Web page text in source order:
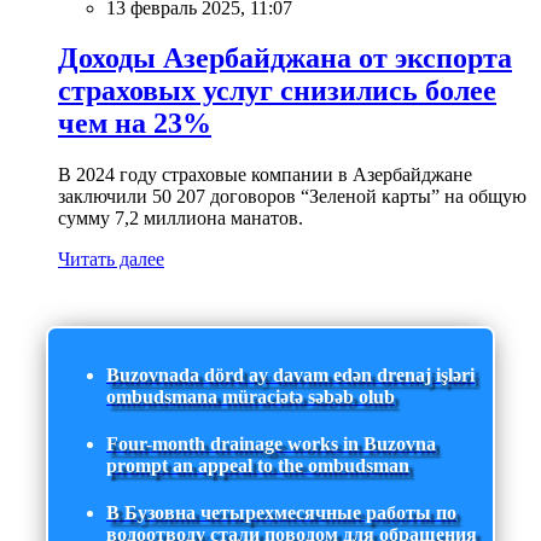
13 февраль 2025, 11:07
Доходы Азербайджана от экспорта
страховых услуг снизились более
чем на 23%
В 2024 году страховые компании в Азербайджане
заключили 50 207 договоров “Зеленой карты” на общую
сумму 7,2 миллиона манатов.
Читать далее
Buzovnada dörd ay davam edən drenaj işləri
ombudsmana müraciətə səbəb olub
Four-month drainage works in Buzovna
prompt an appeal to the ombudsman
В Бузовна четырехмесячные работы по
водоотводу стали поводом для обращения